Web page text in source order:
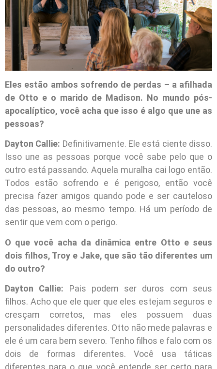
Eles estão ambos sofrendo de perdas – a afilhada
de Otto e o marido de Madison. No mundo pós-
apocalíptico, você acha que isso é algo que une as
pessoas?
Dayton Callie: Definitivamente. Ele está ciente disso.
Isso une as pessoas porque você sabe pelo que o
outro está passando. Aquela muralha cai logo então.
Todos estão sofrendo e é perigoso, então você
precisa fazer amigos quando pode e ser cauteloso
das pessoas, ao mesmo tempo. Há um período de
sentir que vem com o perigo.
O que você acha da dinâmica entre Otto e seus
dois filhos, Troy e Jake, que são tão diferentes um
do outro?
Dayton Callie: Pais podem ser duros com seus
filhos. Acho que ele quer que eles estejam seguros e
cresçam corretos, mas eles possuem duas
personalidades diferentes. Otto não mede palavras e
ele é um cara bem severo. Tenho filhos e falo com os
dois de formas diferentes. Você usa táticas
diferentes para o que você entende ser certo para